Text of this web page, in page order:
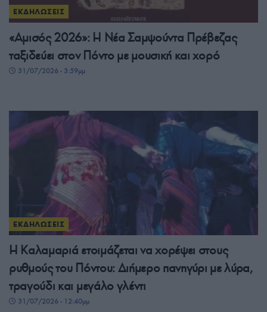
ΕΚΔΗΛΩΣΕΙΣ
«Αμισός 2026»: Η Νέα Σαμψούντα Πρέβεζας
ταξιδεύει στον Πόντο με μουσική και χορό
31/07/2026 - 3:59μμ
ΕΚΔΗΛΩΣΕΙΣ
Η Καλαμαριά ετοιμάζεται να χορέψει στους
ρυθμούς του Πόντου: Διήμερο πανηγύρι με λύρα,
τραγούδι και μεγάλο γλέντι
31/07/2026 - 12:40μμ